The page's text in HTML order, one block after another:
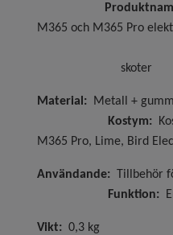
M365 och
skoter
Material:
Kostym:
M365 Pro, Lime, Bird
Användande:
Funktion:
Vikt: